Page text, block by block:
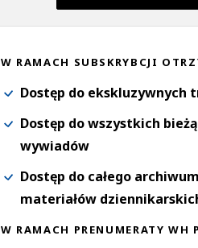
W RAMACH SUBSKRYBCJI
Dostęp do ekskluzywnych
Dostęp do wszystkich
wywiadów
Dostęp do całego
materiałów
W RAMACH PRENUMERATY WH